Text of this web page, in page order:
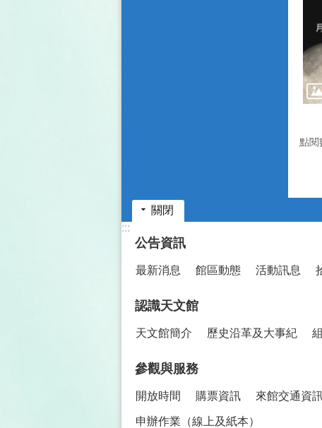
點閱
關閉
:::
公告資訊
最新消息 館區動態 活動訊息
認識天文館
天文館簡介 歷史沿革及大事紀
參觀與服務
開放時間 購票資訊 來館交通資
申辦作業（線上及紙本）